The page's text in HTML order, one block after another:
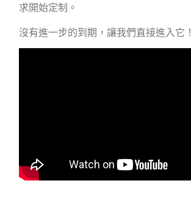
求開始定制。
沒有進一步的到期，讓我們直接進入它！